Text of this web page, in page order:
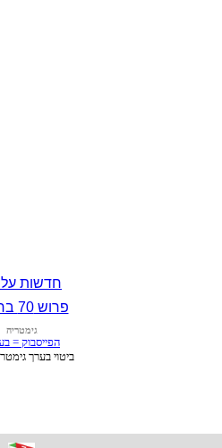
חדשות על 70
פרוש 70 בחלום